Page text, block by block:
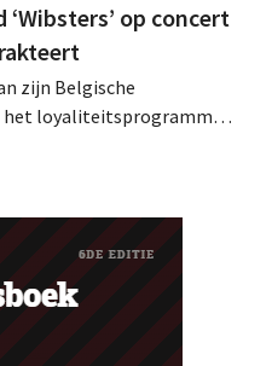
op concert
zijn Belgische
loyaliteitsprogramma -